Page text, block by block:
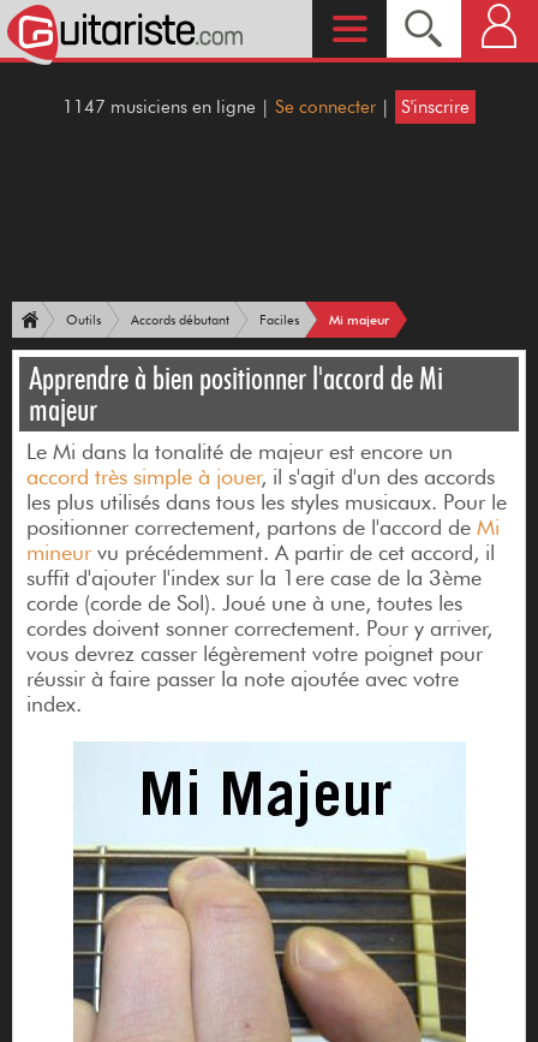
1147 musiciens en ligne | Se connecter | S'inscrire
Outils Accords débutant Faciles Mi majeur
Apprendre à bien positionner l'accord de Mi
majeur
Le Mi dans la tonalité de majeur est encore un
accord très simple à jouer, il s'agit d'un des accords
les plus utilisés dans tous les styles musicaux. Pour le
positionner correctement, partons de l'accord de Mi
mineurvu précédemment. A partir de cet accord, il
suffit d'ajouter l'index sur la 1ere case de la 3ème
corde (corde de Sol). Joué une à une, toutes les
cordes doivent sonner correctement. Pour y arriver,
vous devrez casser légèrement votre poignet pour
réussir à faire passer la note ajoutée avec votre
index.